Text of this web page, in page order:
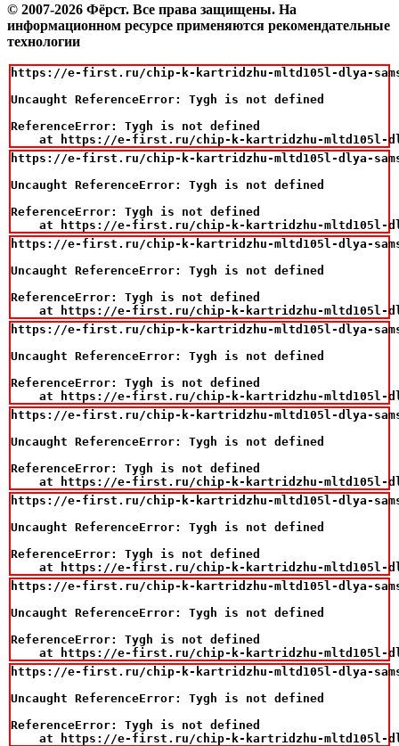
© 2007-2026 Фёрст. Все права защищены. На
информационном ресурсе применяются рекомендательные
технологии
https://e-first.ru/chip-k-kartridzhu-mltd105l-dlya-
Uncaught ReferenceError: Tygh is not defined
ReferenceError: Tygh is not defined
at https://e-first.ru/chip-k-kartridzhu-
https://e-first.ru/chip-k-kartridzhu-mltd105l-dlya-
Uncaught ReferenceError: Tygh is not defined
ReferenceError: Tygh is not defined
at https://e-first.ru/chip-k-kartridzhu-
https://e-first.ru/chip-k-kartridzhu-mltd105l-dlya-
Uncaught ReferenceError: Tygh is not defined
ReferenceError: Tygh is not defined
at https://e-first.ru/chip-k-kartridzhu-
https://e-first.ru/chip-k-kartridzhu-mltd105l-dlya-
Uncaught ReferenceError: Tygh is not defined
ReferenceError: Tygh is not defined
at https://e-first.ru/chip-k-kartridzhu-
https://e-first.ru/chip-k-kartridzhu-mltd105l-dlya-
Uncaught ReferenceError: Tygh is not defined
ReferenceError: Tygh is not defined
at https://e-first.ru/chip-k-kartridzhu-
https://e-first.ru/chip-k-kartridzhu-mltd105l-dlya-
Uncaught ReferenceError: Tygh is not defined
ReferenceError: Tygh is not defined
at https://e-first.ru/chip-k-kartridzhu-
https://e-first.ru/chip-k-kartridzhu-mltd105l-dlya-
Uncaught ReferenceError: Tygh is not defined
ReferenceError: Tygh is not defined
at https://e-first.ru/chip-k-kartridzhu-
https://e-first.ru/chip-k-kartridzhu-mltd105l-dlya-
Uncaught ReferenceError: Tygh is not defined
ReferenceError: Tygh is not defined
at https://e-first.ru/chip-k-kartridzhu-